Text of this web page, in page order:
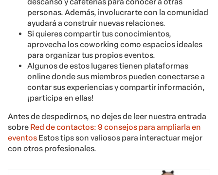
descanso y cafeterías para conocer a otras
personas. Además, involucrarte con la comunidad
ayudará a construir nuevas relaciones.
Si quieres compartir tus conocimientos,
aprovecha los coworking como espacios ideales
para organizar tus propios eventos.
Algunos de estos lugares tienen plataformas
online donde sus miembros pueden conectarse a
contar sus experiencias y compartir información,
¡participa en ellas!
Antes de despedirnos, no dejes de leer nuestra entrada
sobre Red de contactos: 9 consejos para ampliarla en
eventos Estos tips son valiosos para interactuar mejor
con otros profesionales.